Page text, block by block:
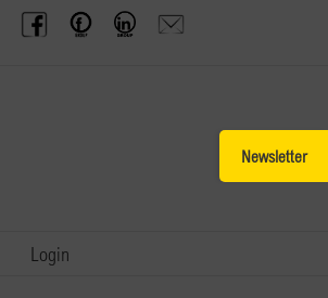
BPW
Austria
Offenes
Frauennetzwerk
BPW
Gruppe
Anfrage
schicken
Login
Sliding